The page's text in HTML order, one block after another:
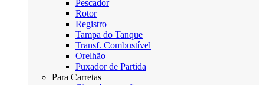
Pescador
Rotor
Registro
Tampa do Tanque
Transf. Combustível
Orelhão
Puxador de Partida
Para Carretas